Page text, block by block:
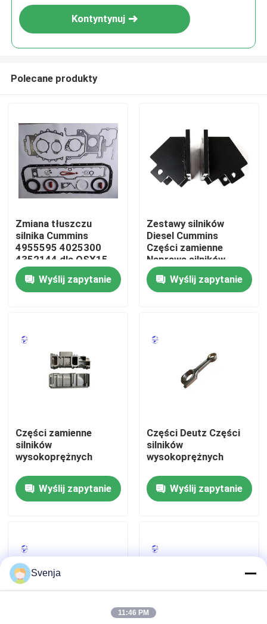
Dom
Wycieczka po fabryce
Kontrola jakości
Poprosić o wycenę
Silnik
Kontyntynuj
Polecane produkty
Zmiana tłuszczu
silnika Cummins
4955595 4025300
4352144 dla QSX15
ISX15
Wyślij zapytanie
Zestawy silników
Diesel Cummins
Części zamienne
Naprawa silników
Wyślij zapytanie
Części zamienne
silników
wysokoprężnych
Wyślij zapytanie
Części Deutz Części
silników
wysokoprężnych
Wyślij zapytanie
Svenja
11:46 PM